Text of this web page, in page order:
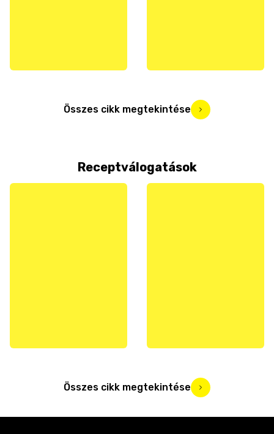
Összes cikk megtekintése
Receptválogatások
Összes cikk megtekintése